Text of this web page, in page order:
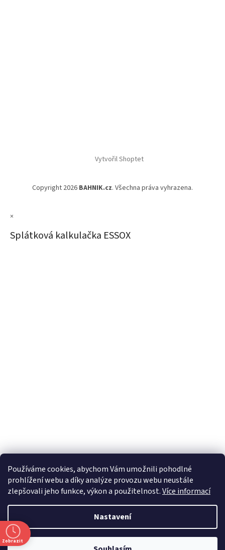
Používáme cookies, abychom Vám umožnili pohodlné
prohlížení webu a díky analýze provozu webu neustále
zlepšovali jeho funkce, výkon a použitelnost.Více informací
Nastavení
Vytvořil Shoptet
Copyright 2026 BAHNIK.cz. Všechna práva vyhrazena.
×
Splátková kalkulačka ESSOX
Zobrazit